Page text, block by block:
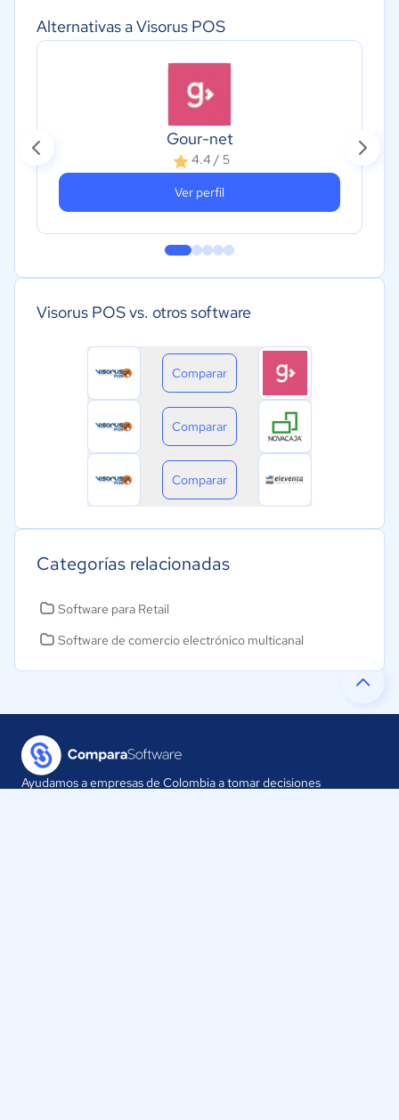
Alternativas a Visorus POS
Gour-net
4.4 / 5
Ver perfil
Visorus POS vs. otros software
Comparar
Comparar
Comparar
Categorías relacionadas
Software para Retail
Software de comercio electrónico multicanal
Ayudamos a empresas de Colombia a tomar decisiones